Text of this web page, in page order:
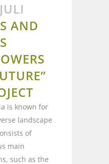
AND
is known for
landscape
of
main
such as the